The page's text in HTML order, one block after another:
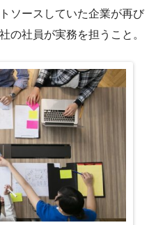
ソースしていた企業が再び
の社員が実務を担うこと。